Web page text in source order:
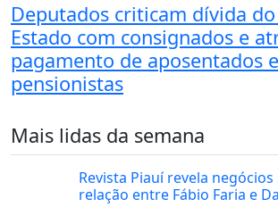
Deputados criticam dívida
Estado com consignados e
pagamento de aposentados e
pensionistas
Mais lidas da semana
Revista Piauí revela
relação entre Fábio Faria e